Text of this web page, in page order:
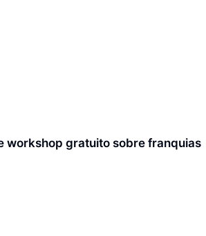
workshop gratuito sobre franquias